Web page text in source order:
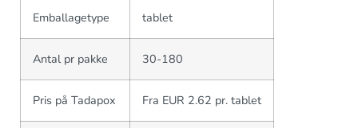
Emballagetype tablet
Antal pr pakke 30-180
Pris på Tadapox Fra EUR 2.62 pr. tablet